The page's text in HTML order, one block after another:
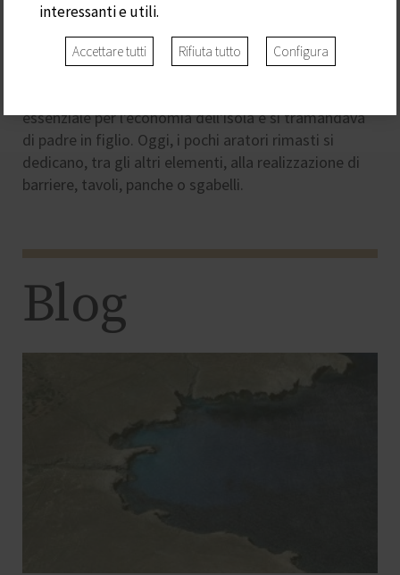
Minorca, che utilizzavano il legno d'ulivo selvatico
autoctono per realizzare tutti i tipi di attrezzi per la
essenziale per l'economia dell'isola e si tramandava
di padre in figlio. Oggi, i pochi aratori rimasti si
dedicano, tra gli altri elementi, alla realizzazione di
barriere, tavoli, panche o sgabelli.
Blog
interessanti e utili.
Accettare tutti Rifiuta tutto Configura